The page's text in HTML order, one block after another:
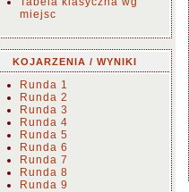
miejsc
KOJARZENIA / WYNIKI
Runda 1
Runda 2
Runda 3
Runda 4
Runda 5
Runda 6
Runda 7
Runda 8
Runda 9